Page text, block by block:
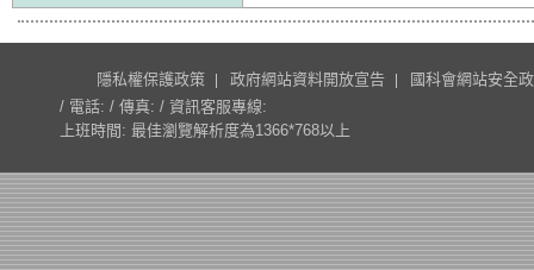
隱私權保護政策 政府網站資料開放宣告
國科會網站安全
/ 電話: / 傳真: / 資訊客服專線:
上班時間: 最佳瀏覽解析度為1366*768以上